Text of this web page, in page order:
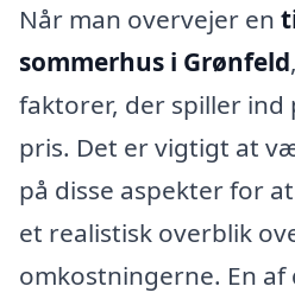
Når man overvejer en
sommerhus i Grønfeld
faktorer, der spiller ind
pris. Det er vigtigt at
på disse aspekter for
et realistisk overblik
omkostningerne. En af